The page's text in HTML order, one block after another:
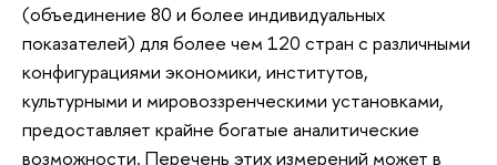
(объединение 80 и более индивидуальных
показателей) для более чем 120 стран с различными
конфигурациями экономики, институтов,
культурными и мировоззренческими установками,
предоставляет крайне богатые аналитические
возможности. Перечень этих измерений может в